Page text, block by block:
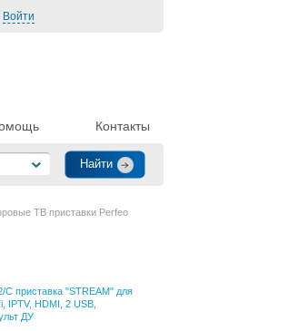
Контакты
Войти
ТВ приставки Perfeo
C приставка "STREAM" для
IPTV, HDMI, 2 USB,
ДУ